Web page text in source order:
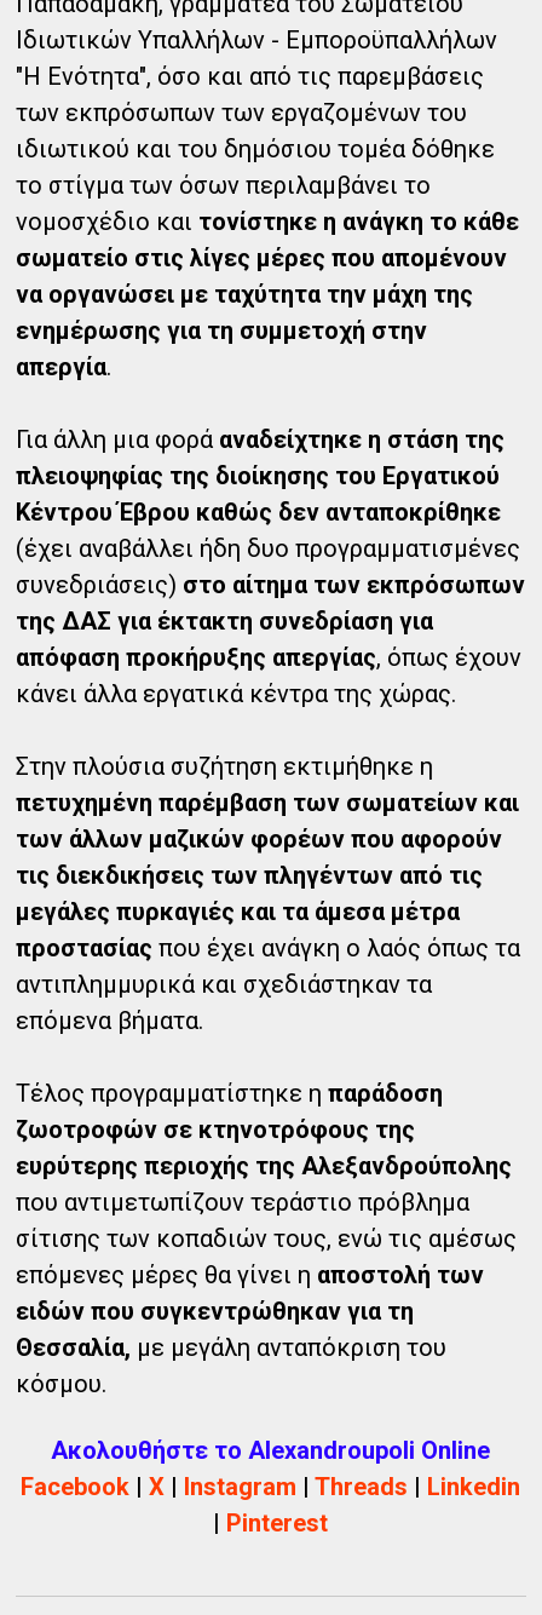
Ιδιωτικών Υπαλλήλων - Εμποροϋπαλλήλων
"Η Ενότητα", όσο και από τις παρεμβάσεις
των εκπρόσωπων των εργαζομένων του
ιδιωτικού και του δημόσιου τομέα δόθηκε
το στίγμα των όσων περιλαμβάνει το
νομοσχέδιο και τονίστηκε η ανάγκη το κάθε
σωματείο στις λίγες μέρες που απομένουν
να οργανώσει με ταχύτητα την μάχη της
ενημέρωσης για τη συμμετοχή στην
απεργία.
Για άλλη μια φορά αναδείχτηκε η στάση της
πλειοψηφίας της διοίκησης του Εργατικού
Κέντρου Έβρου καθώς δεν ανταποκρίθηκε
(έχει αναβάλλει ήδη δυο προγραμματισμένες
συνεδριάσεις) στο αίτημα των εκπρόσωπων
της ΔΑΣ για έκτακτη συνεδρίαση για
απόφαση προκήρυξης απεργίας, όπως έχουν
κάνει άλλα εργατικά κέντρα της χώρας.
Στην πλούσια συζήτηση εκτιμήθηκε η
πετυχημένη παρέμβαση των σωματείων και
των άλλων μαζικών φορέων που αφορούν
τις διεκδικήσεις των πληγέντων από τις
μεγάλες πυρκαγιές και τα άμεσα μέτρα
προστασίας που έχει ανάγκη ο λαός όπως τα
αντιπλημμυρικά και σχεδιάστηκαν τα
επόμενα βήματα.
Τέλος προγραμματίστηκε ηπαράδοση
ζωοτροφών σε κτηνοτρόφους της
ευρύτερης περιοχής της Αλεξανδρούπολης
που αντιμετωπίζουν τεράστιο πρόβλημα
σίτισης των κοπαδιών τους, ενώ τις αμέσως
επόμενες μέρες θα γίνει η αποστολή των
ειδών που συγκεντρώθηκαν για τη
Θεσσαλία, με μεγάλη ανταπόκριση του
κόσμου.
Ακολουθήστε το Alexandroupoli Online
Facebook |X | Instagram |Threads | Linkedin
| Pinterest